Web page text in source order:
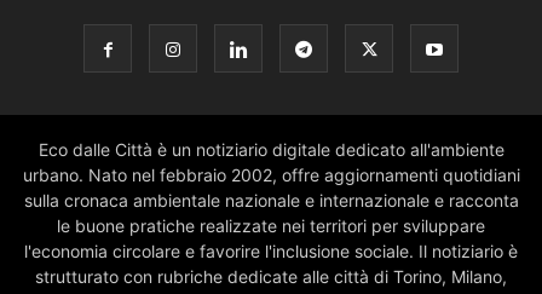
Eco dalle Città è un notiziario digitale dedicato all'ambiente
urbano. Nato nel febbraio 2002, offre aggiornamenti quotidiani
sulla cronaca ambientale nazionale e internazionale e racconta
le buone pratiche realizzate nei territori per sviluppare
l'economia circolare e favorire l'inclusione sociale. Il notiziario è
strutturato con rubriche dedicate alle città di Torino, Milano,